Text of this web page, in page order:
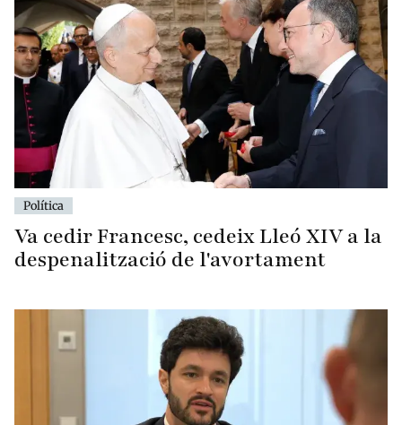
Política
Va cedir Francesc, cedeix Lleó XIV a la
despenalització de l'avortament